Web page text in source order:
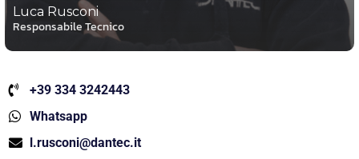
Luca Rusconi
Responsabile Tecnico
+39 334 3242443
Whatsapp
l.rusconi@dantec.it